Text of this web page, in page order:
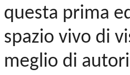
questa prima
spazio vivo di
meglio di